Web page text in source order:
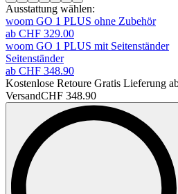
Ausstattung wählen:
woom GO 1 PLUS ohne Zubehör
ab CHF 329.00
woom GO 1 PLUS mit Seitenständer
Seitenständer
ab CHF 348.90
Kostenlose Retoure Gratis Lieferung
VersandCHF 348.90